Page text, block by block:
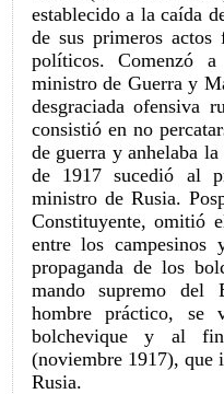
establecido a la caída
de sus primeros
políticos. Comenzó
ministro de Guerra y
desgraciada ofensiva
consistió en no
de guerra y anhelaba
de 1917 sucedió al
ministro de Rusia.
Constituyente, omitió
entre los campesinos
propaganda de los
mando supremo del
hombre práctico, se
bolchevique y al
(noviembre 1917), que
Rusia.